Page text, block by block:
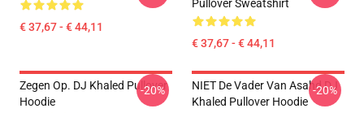
€ 37,67 - € 44,11
Pullover Sweatshirt
€ 37,67 - € 44,11
Zegen Op. DJ Khaled Pullover
Hoodie
-20%
NIET De Vader Van Asahd DJ
Khaled Pullover Hoodie
-20%